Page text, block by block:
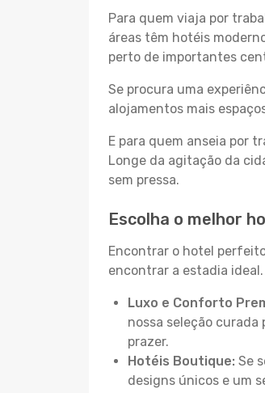
Para quem viaja por
áreas têm hotéis
perto de importantes
Se procura uma
alojamentos mais
E para quem anseia por
Longe da agitação da
sem pressa.
Escolha o melhor
Encontrar o hotel
encontrar a estadia
Luxo e Conforto
nossa seleção
prazer.
Hotéis Boutique: Se
designs únicos e um